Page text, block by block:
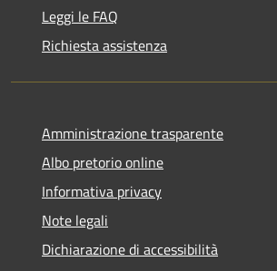
Leggi le FAQ
Richiesta assistenza
Amministrazione trasparente
Albo pretorio online
Informativa privacy
Note legali
Dichiarazione di accessibilità